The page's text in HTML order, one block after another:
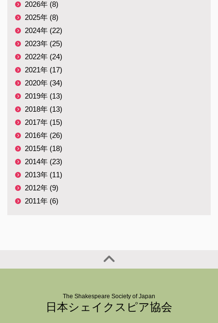
2026年 (8)
2025年 (8)
2024年 (22)
2023年 (25)
2022年 (24)
2021年 (17)
2020年 (34)
2019年 (13)
2018年 (13)
2017年 (15)
2016年 (26)
2015年 (18)
2014年 (23)
2013年 (11)
2012年 (9)
2011年 (6)
The Shakespeare Society of Japan
日本シェイクスピア協会